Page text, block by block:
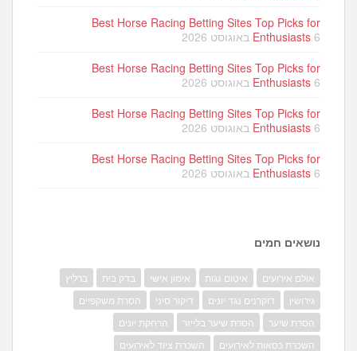
Best Horse Racing Betting Sites Top Picks for
Enthusiasts 6 באוגוסט 2026
Best Horse Racing Betting Sites Top Picks for
Enthusiasts 6 באוגוסט 2026
Best Horse Racing Betting Sites Top Picks for
Enthusiasts 6 באוגוסט 2026
Best Horse Racing Betting Sites Top Picks for
Enthusiasts 6 באוגוסט 2026
נושאים חמים
אולם אירועים איטום גגות אימון אישי בדק בית
ברליץ
גירושין
דוקרנים נגד יונים דיקור סיני
הסרת משקפיים
הסרת שיער
הסרת שיער בלייזר
הרחקת יונים
השכרת כסאות לאירועים
השכרת ציוד לאירועים